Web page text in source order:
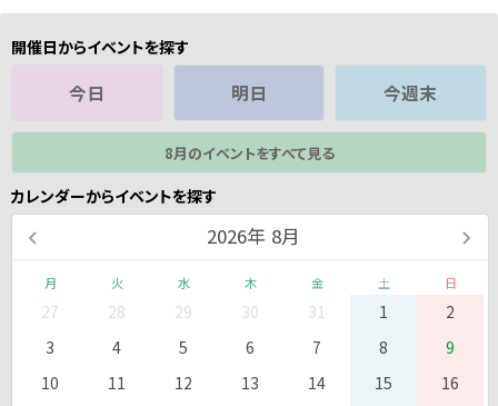
開催日からイベントを探す
今日 明日 今週末
8月のイベントをすべて見る
カレンダーからイベントを探す
2026年 8月
月 火 水 木 金 土 日
27 28 29 30 31 1
2
3
4 5 6 7 8
9
10
11 12 13 14 15
16